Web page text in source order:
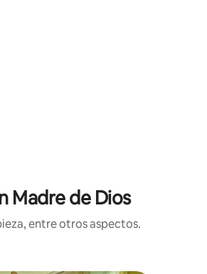
Madre de Dios
entre otros aspectos.